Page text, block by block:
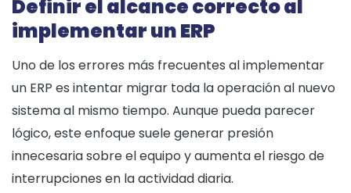
Definir el alcance correcto al
implementar un ERP
Uno de los errores más frecuentes al implementar
un ERP es intentar migrar toda la operación al nuevo
sistema al mismo tiempo. Aunque pueda parecer
lógico, este enfoque suele generar presión
innecesaria sobre el equipo y aumenta el riesgo de
interrupciones en la actividad diaria.